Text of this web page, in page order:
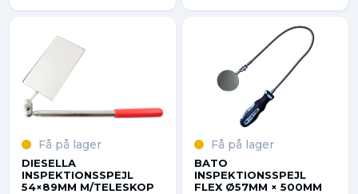
Få på lager
DIESELLA
INSPEKTIONSSPEJL
54×89MM M/TELESKOP
Få på lager
BATO
INSPEKTIONSSPEJL
FLEX Ø57MM × 500MM